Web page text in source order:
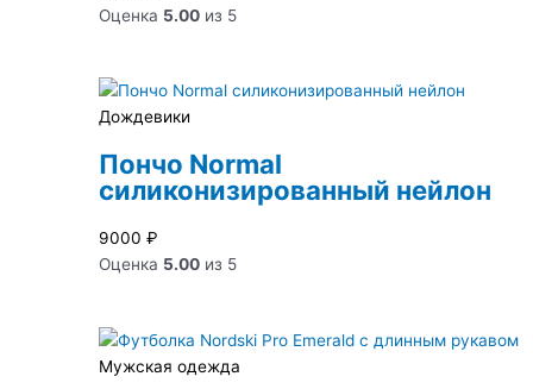
Оценка 5.00из 5
Дождевики
Пончо Normal
силиконизированный нейлон
9000 ₽
Оценка 5.00из 5
Мужская одежда